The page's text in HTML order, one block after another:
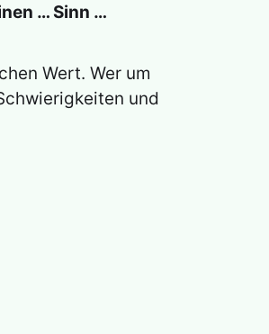
… Sinn …
Wert. Wer um
und